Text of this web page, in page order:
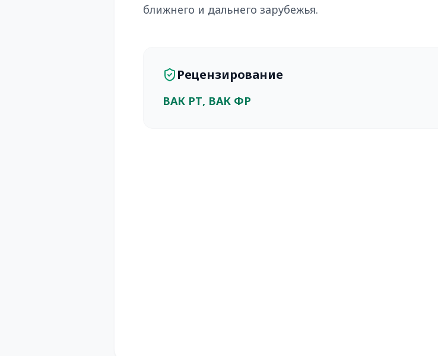
ближнего и дальнего зарубежья.
Рецензирование
ВАК РТ, ВАК ФР